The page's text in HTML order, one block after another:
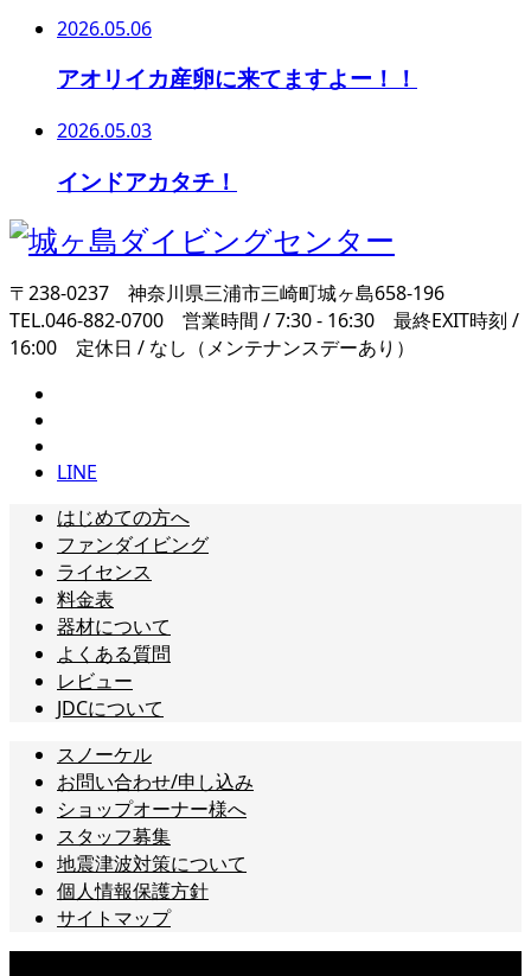
2026.05.06
アオリイカ産卵に来てますよー！！
2026.05.03
インドアカタチ！
〒238-0237 神奈川県三浦市三崎町城ヶ島658-196
TEL.046-882-0700 営業時間 / 7:30 - 16:30 最終EXIT時刻 /
16:00 定休日 / なし（メンテナンスデーあり）
LINE
はじめての方へ
ファンダイビング
ライセンス
料金表
器材について
よくある質問
レビュー
JDCについて
スノーケル
お問い合わせ/申し込み
ショップオーナー様へ
スタッフ募集
地震津波対策について
個人情報保護方針
サイトマップ